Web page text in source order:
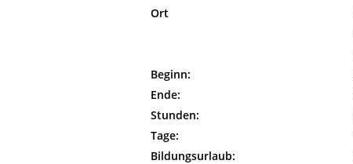
Ort
Beginn:
Ende:
Stunden:
Tage:
Bildungsurlaub: